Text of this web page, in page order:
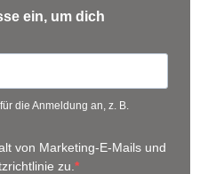
ein, um dich
die Anmeldung an, z. B.
von Marketing-E-Mails und
zu.